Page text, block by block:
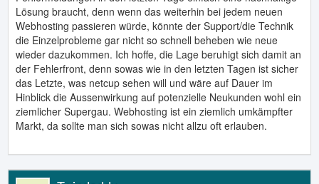
Lösung braucht, denn wenn das weiterhin bei jedem neuen
Webhosting passieren würde, könnte der Support/die Technik
die Einzelprobleme gar nicht so schnell beheben wie neue
wieder dazukommen. Ich hoffe, die Lage beruhigt sich damit an
der Fehlerfront, denn sowas wie in den letzten Tagen ist sicher
das Letzte, was netcup sehen will und wäre auf Dauer im
Hinblick die Aussenwirkung auf potenzielle Neukunden wohl ein
ziemlicher Supergau. Webhosting ist ein ziemlich umkämpfter
Markt, da sollte man sich sowas nicht allzu oft erlauben.